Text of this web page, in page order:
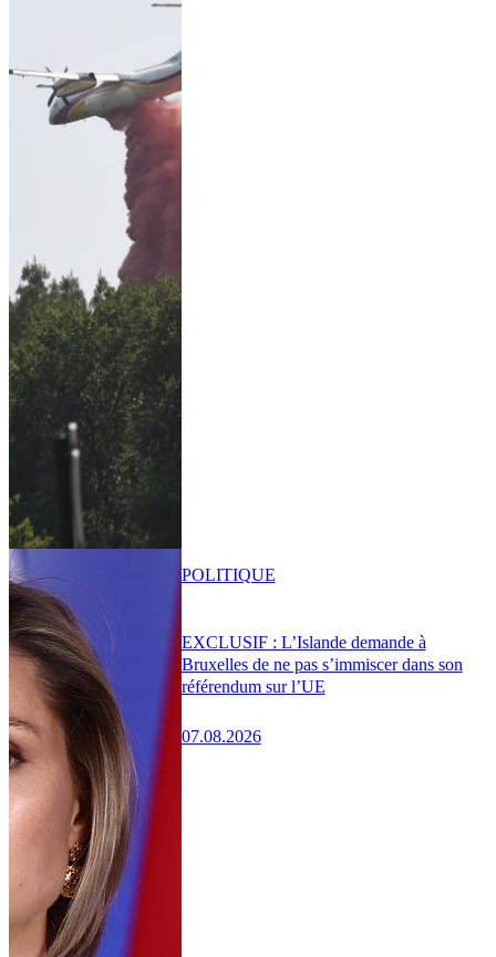
EXCLUSIF : L’Islande demande à
Bruxelles de ne pas s’immiscer dans son
référendum sur l’UE
07.08.2026
POLITIQUE